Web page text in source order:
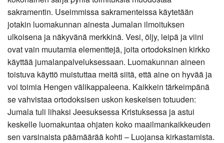
sakramentin. Useimmissa sakramenteissa käytetään
jotakin luomakunnan ainesta Jumalan ilmoituksen
ulkoisena ja näkyvänä merkkinä. Vesi, öljy, leipä ja viini
ovat vain muutamia elementtejä, joita ortodoksinen kirkko
käyttää jumalanpalveluksessaan. Luomakunnan aineen
toistuva käyttö muistuttaa meitä siitä, että aine on hyvää ja
voi toimia Hengen välikappaleena. Kaikkein tärkeimpänä
se vahvistaa ortodoksisen uskon keskeisen totuuden:
Jumala tuli lihaksi Jeesuksessa Kristuksessa ja astui
keskelle luomakuntaa ohjaten koko maailmankaikkeuden
sen varsinaista päämäärää kohti – Luojansa kirkastamista.